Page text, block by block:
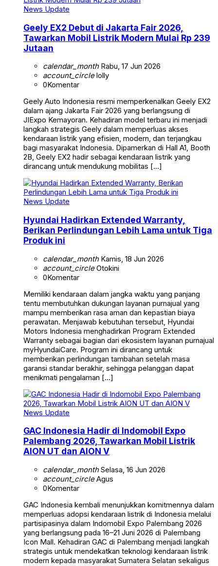
News Update
Geely EX2 Debut di Jakarta Fair 2026,
Tawarkan Mobil Listrik Modern Mulai Rp 239
Jutaan
calendar_monthRabu, 17 Jun 2026
account_circlelolly
0Komentar
Geely Auto Indonesia resmi memperkenalkan Geely EX2
dalam ajang Jakarta Fair 2026 yang berlangsung di
JIExpo Kemayoran. Kehadiran model terbaru ini menjadi
langkah strategis Geely dalam memperluas akses
kendaraan listrik yang efisien, modern, dan terjangkau
bagi masyarakat Indonesia. Dipamerkan di Hall A1, Booth
2B, Geely EX2 hadir sebagai kendaraan listrik yang
dirancang untuk mendukung mobilitas […]
News Update
Hyundai Hadirkan Extended Warranty,
Berikan Perlindungan Lebih Lama untuk Tiga
Produk ini
calendar_monthKamis, 18 Jun 2026
account_circleOtokini
0Komentar
Memiliki kendaraan dalam jangka waktu yang panjang
tentu membutuhkan dukungan layanan purnajual yang
mampu memberikan rasa aman dan kepastian biaya
perawatan. Menjawab kebutuhan tersebut, Hyundai
Motors Indonesia menghadirkan Program Extended
Warranty sebagai bagian dari ekosistem layanan purnajual
myHyundaiCare. Program ini dirancang untuk
memberikan perlindungan tambahan setelah masa
garansi standar berakhir, sehingga pelanggan dapat
menikmati pengalaman […]
News Update
GAC Indonesia Hadir di Indomobil Expo
Palembang 2026, Tawarkan Mobil Listrik
AION UT dan AION V
calendar_monthSelasa, 16 Jun 2026
account_circleAgus
0Komentar
GAC Indonesia kembali menunjukkan komitmennya dalam
memperluas adopsi kendaraan listrik di Indonesia melalui
partisipasinya dalam Indomobil Expo Palembang 2026
yang berlangsung pada 16–21 Juni 2026 di Palembang
Icon Mall. Kehadiran GAC di Palembang menjadi langkah
strategis untuk mendekatkan teknologi kendaraan listrik
modern kepada masyarakat Sumatera Selatan sekaligus